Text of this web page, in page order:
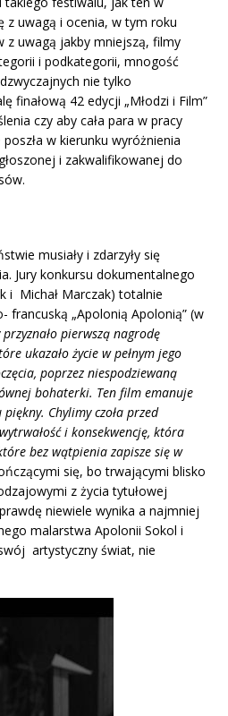
z uwagą i ocenia, w tym roku
z uwagą jakby mniejszą, filmy
i podkategorii, mnogość
nie tylko
finałową 42 edycji „Młodzi i Film”
czy aby cała para w pracy
w kierunku wyróżnienia
i zakwalifikowanej do
musiały i zdarzyły się
Jury konkursu dokumentalnego
i Michał Marczak) totalnie
francuską „Apolonią Apolonią” (w
przyznało pierwszą nagrodę
ukazało życie w pełnym jego
poprzez niespodziewaną
bohaterki. Ten film emanuje
Chylimy czoła przed
i konsekwencję, która
bez wątpienia zapisze się w
się, bo trwającymi blisko
z życia tytułowej
niewiele wynika a najmniej
malarstwa Apolonii Sokol i
artystyczny świat, nie